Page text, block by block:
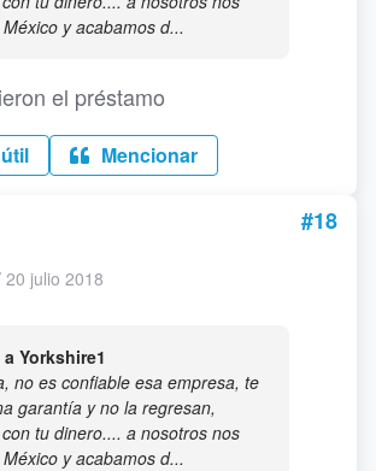
y acabamos d...
el préstamo
Mencionar
#18
20 julio 2018
Yorkshire1
no es confiable esa empresa, te
garantía y no la regresan,
tu dinero.... a nosotros nos
y acabamos d...